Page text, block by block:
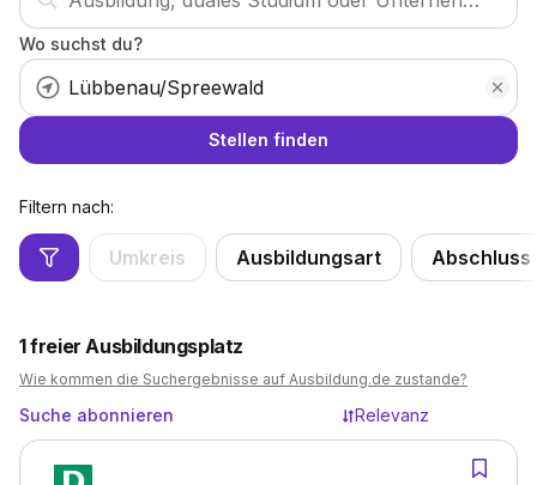
Wo suchst du?
Stellen finden
Filtern nach:
Umkreis Ausbildungsart Abschluss
1freier Ausbildungsplatz
Wie kommen die Suchergebnisse auf Ausbildung.de zustande?
Suche abonnieren Relevanz